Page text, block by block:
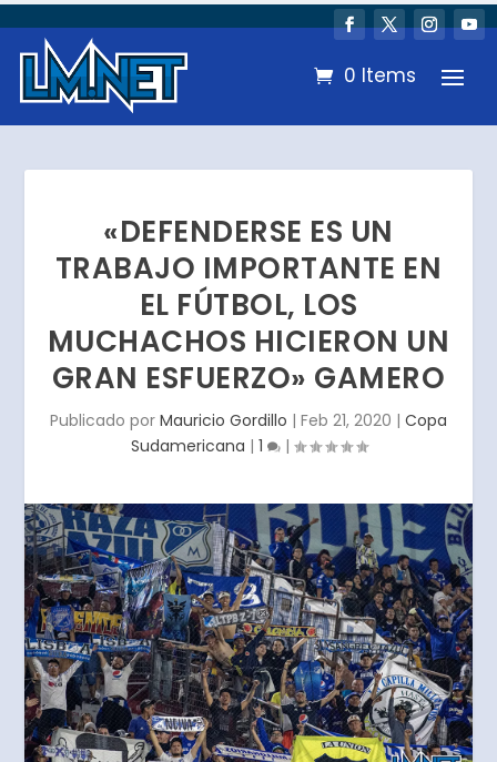
0 Items
«DEFENDERSE ES UN
TRABAJO IMPORTANTE EN
EL FÚTBOL, LOS
MUCHACHOS HICIERON UN
GRAN ESFUERZO» GAMERO
Publicado por Mauricio Gordillo | Feb 21, 2020 | Copa
Sudamericana | 1 |